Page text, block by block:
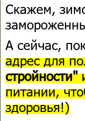
Скажем,
А сейчас,
адрес для
стройности"
питании,
здоровья!)